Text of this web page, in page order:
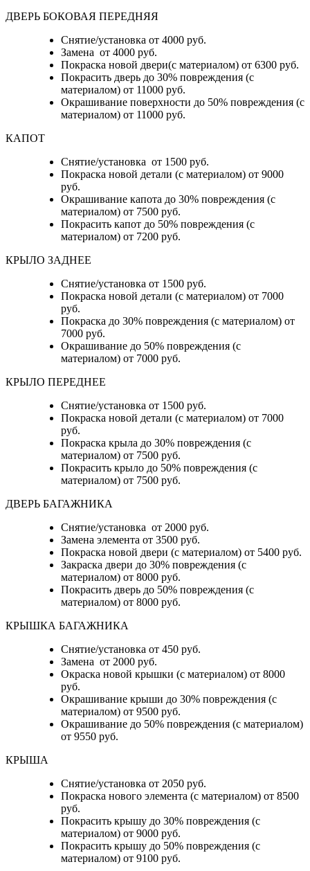
ДВЕРЬ БОКОВАЯ ПЕРЕДНЯЯ
Снятие/установка от 4000 руб.
Замена от 4000 руб.
Покраска новой двери(с материалом) от 6300 руб.
Покрасить дверь до 30% повреждения (с
материалом) от 11000 руб.
Окрашивание поверхности до 50% повреждения (с
материалом) от 11000 руб.
КАПОТ
Снятие/установка от 1500 руб.
Покраска новой детали (с материалом) от 9000
руб.
Окрашивание капота до 30% повреждения (с
материалом) от 7500 руб.
Покрасить капот до 50% повреждения (с
материалом) от 7200 руб.
КРЫЛО ЗАДНЕЕ
Снятие/установка от 1500 руб.
Покраска новой детали (с материалом) от 7000
руб.
Покраска до 30% повреждения (с материалом) от
7000 руб.
Окрашивание до 50% повреждения (с
материалом) от 7000 руб.
КРЫЛО ПЕРЕДНЕЕ
Снятие/установка от 1500 руб.
Покраска новой детали (с материалом) от 7000
руб.
Покраска крыла до 30% повреждения (с
материалом) от 7500 руб.
Покрасить крыло до 50% повреждения (с
материалом) от 7500 руб.
ДВЕРЬ БАГАЖНИКА
Снятие/установка от 2000 руб.
Замена элемента от 3500 руб.
Покраска новой двери (с материалом) от 5400 руб.
Закраска двери до 30% повреждения (с
материалом) от 8000 руб.
Покрасить дверь до 50% повреждения (с
материалом) от 8000 руб.
КРЫШКА БАГАЖНИКА
Снятие/установка от 450 руб.
Замена от 2000 руб.
Окраска новой крышки (с материалом) от 8000
руб.
Окрашивание крыши до 30% повреждения (с
материалом) от 9500 руб.
Окрашивание до 50% повреждения (с материалом)
от 9550 руб.
КРЫША
Снятие/установка от 2050 руб.
Покраска нового элемента (с материалом) от 8500
руб.
Покрасить крышу до 30% повреждения (с
материалом) от 9000 руб.
Покрасить крышу до 50% повреждения (с
материалом) от 9100 руб.